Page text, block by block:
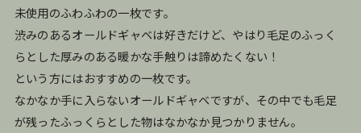
未使用のふわふわの一枚です。
渋みのあるオールドギャベは好きだけど、やはり毛足のふっく
らとした厚みのある暖かな手触りは諦めたくない！
という方にはおすすめの一枚です。
なかなか手に入らないオールドギャベですが、その中でも毛足
が残ったふっくらとした物はなかなか見つかりません。